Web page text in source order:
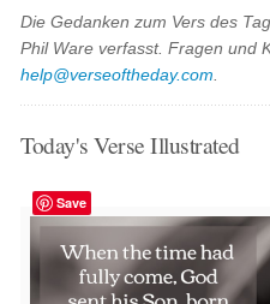
Die Gedanken zum Vers des
Phil Ware verfasst. Fragen und
help@verseoftheday.com
Today's Verse Illustrated
Save